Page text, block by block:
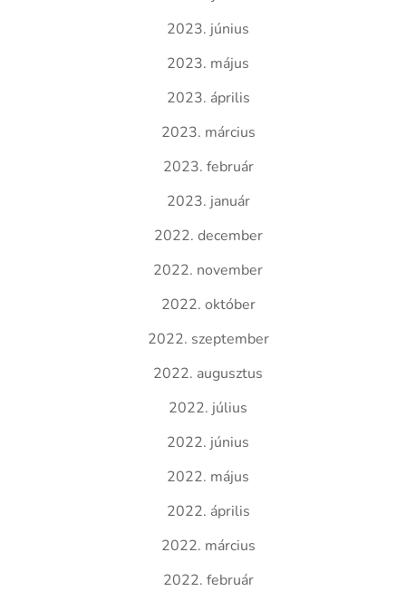
2023. június
2023. május
2023. április
2023. március
2023. február
2023. január
2022. december
2022. november
2022. október
2022. szeptember
2022. augusztus
2022. július
2022. június
2022. május
2022. április
2022. március
2022. február